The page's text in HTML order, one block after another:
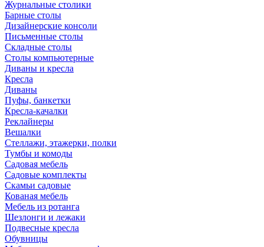
Журнальные столики
Барные столы
Дизайнерские консоли
Письменные столы
Складные столы
Столы компьютерные
Диваны и кресла
Кресла
Диваны
Пуфы, банкетки
Кресла-качалки
Реклайнеры
Вешалки
Стеллажи, этажерки, полки
Тумбы и комоды
Садовая мебель
Садовые комплекты
Скамьи садовые
Кованая мебель
Мебель из ротанга
Шезлонги и лежаки
Подвесные кресла
Обувницы